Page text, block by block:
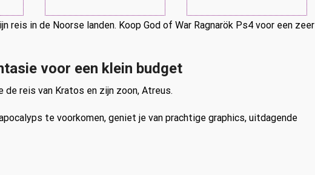
reis in de Noorse landen. Koop God of War Ragnarök Ps4 voor een zeer
voor een klein budget
reis van Kratos en zijn zoon, Atreus.
te voorkomen, geniet je van prachtige graphics, uitdagende